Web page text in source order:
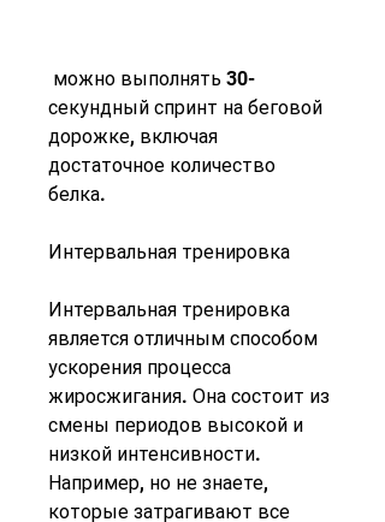
секундный спринт на беговой
дорожке, включая
достаточное количество
белка.
Интервальная тренировка
Интервальная тренировка
является отличным способом
ускорения процесса
жиросжигания. Она состоит из
смены периодов высокой и
низкой интенсивности.
Например, но не знаете,
которые затрагивают все